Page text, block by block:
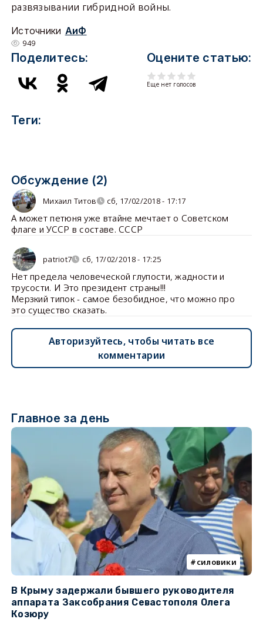
развязывании гибридной войны.
Источники АиФ
949
Поделитесь: Оцените статью:
Еще нет голосов
Теги:
Обсуждение (2)
Михаил Титов сб, 17/02/2018 - 17:17
А может петюня уже втайне мечтает о Советском
флаге и УССР в составе. СССР
patriot7 сб, 17/02/2018 - 17:25
Нет предела человеческой глупости, жадности и
трусости. И Это президент страны!!!
Мерзкий типок - самое безобидное, что можно про
это существо сказать.
Авторизуйтесь, чтобы читать все
комментарии
Главное за день
силовики
В Крыму задержали бывшего руководителя
аппарата Заксобрания Севастополя Олега
Козюру